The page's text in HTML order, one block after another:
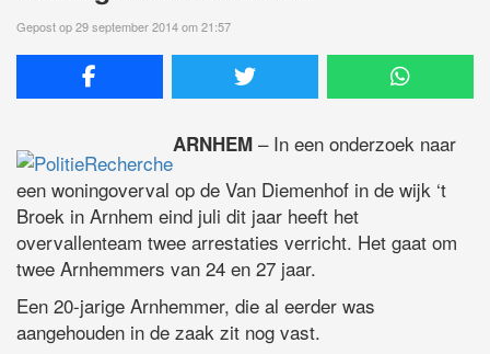
Gepost op 29 september 2014 om 21:57
ARNHEM – In een onderzoek naar
een woningoverval op de Van Diemenhof in de wijk ‘t
Broek in Arnhem eind juli dit jaar heeft het
overvallenteam twee arrestaties verricht. Het gaat om
twee Arnhemmers van 24 en 27 jaar.
Een 20-jarige Arnhemmer, die al eerder was
aangehouden in de zaak zit nog vast.